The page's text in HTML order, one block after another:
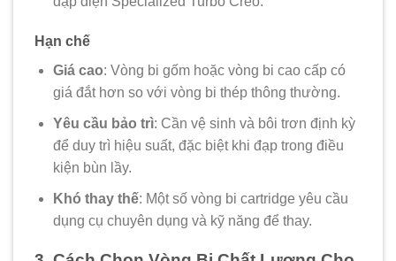
Hạn chế
Giá cao: Vòng bi gốm hoặc vòng bi cao cấp có
giá đắt hơn so với vòng bi thép thông thường.
Yêu cầu bảo trì: Cần vệ sinh và bôi trơn định kỳ
để duy trì hiệu suất, đặc biệt khi đạp trong điều
kiện bùn lầy.
Khó thay thế: Một số vòng bi cartridge yêu cầu
dụng cụ chuyên dụng và kỹ năng để thay.